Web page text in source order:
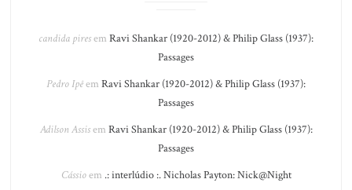
candida piresem Ravi Shankar (1920-2012) & Philip Glass (1937):
Passages
Pedro Ipêem Ravi Shankar (1920-2012) & Philip Glass (1937):
Passages
Adilson Assisem Ravi Shankar (1920-2012) & Philip Glass (1937):
Passages
Cássioem .: interlúdio :. Nicholas Payton: Nick@Night